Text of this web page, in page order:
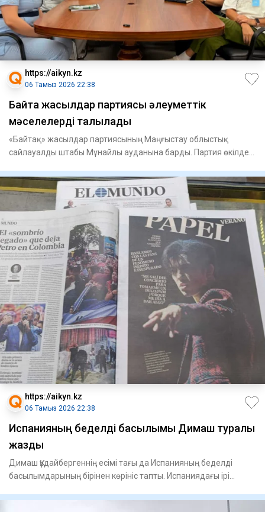
https://aikyn.kz
06 Тамыз 2026 22:38
Байтақ жасылдар партиясы әлеуметтік
мәселелерді талқылады
«Байтақ» жасылдар партиясының Маңғыстау облыстық
сайлауалды штабы Мұнайлы ауданына барды. Партия өкілдері
https://aikyn.kz
06 Тамыз 2026 22:38
Испанияның беделді басылымы Димаш туралы
жазды
Димаш Құдайбергеннің есімі тағы да Испанияның беделді
басылымдарының бірінен көрініс тапты. Испаниядағы ірі